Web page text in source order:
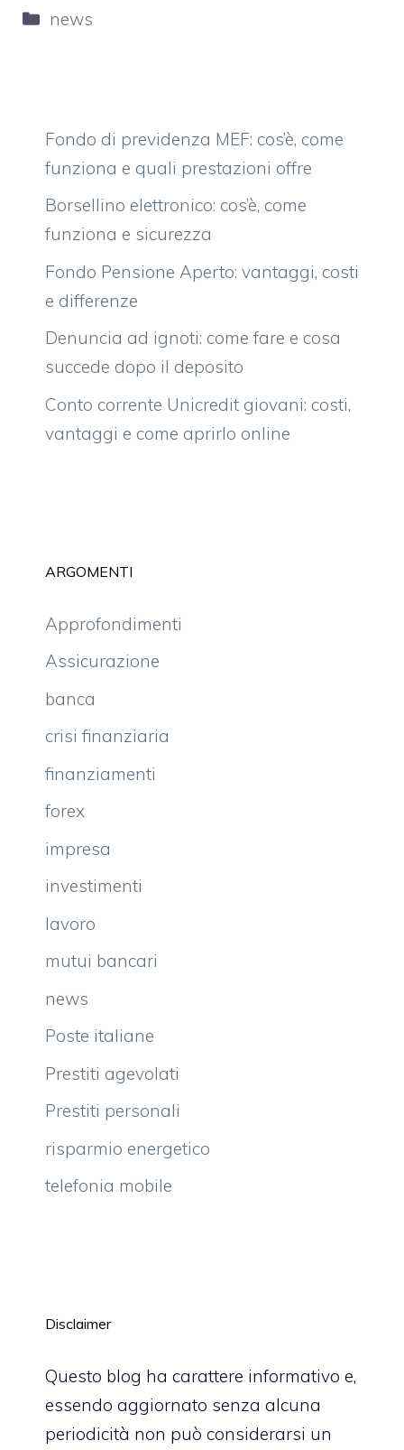
Categorie
news
Fondo di previdenza MEF: cos’è, come
funziona e quali prestazioni offre
Borsellino elettronico: cos’è, come
funziona e sicurezza
Fondo Pensione Aperto: vantaggi, costi
e differenze
Denuncia ad ignoti: come fare e cosa
succede dopo il deposito
Conto corrente Unicredit giovani: costi,
vantaggi e come aprirlo online
ARGOMENTI
Approfondimenti
Assicurazione
banca
crisi finanziaria
finanziamenti
forex
impresa
investimenti
lavoro
mutui bancari
news
Poste italiane
Prestiti agevolati
Prestiti personali
risparmio energetico
telefonia mobile
Disclaimer
Questo blog ha carattere informativo e,
essendo aggiornato senza alcuna
periodicità non può considerarsi un